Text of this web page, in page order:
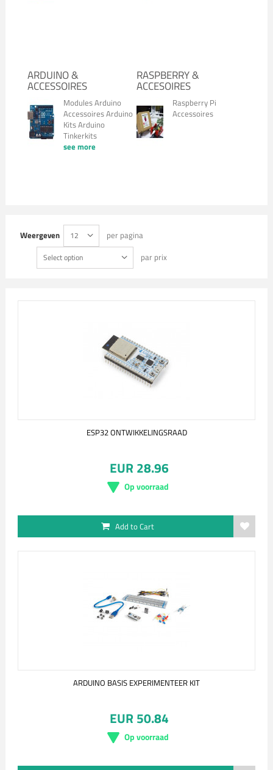
ARDUINO &
ACCESSOIRES
Modules Arduino
Accessoires Arduino
Kits Arduino
Tinkerkits
see more
RASPBERRY &
ACCESOIRES
Raspberry Pi
Accessoires
Weergeven 12 per pagina
Select option par prix
ESP32 ONTWIKKELINGSRAAD
EUR 28.96
Op voorraad
Add to Cart
ARDUINO BASIS EXPERIMENTEER KIT
EUR 50.84
Op voorraad